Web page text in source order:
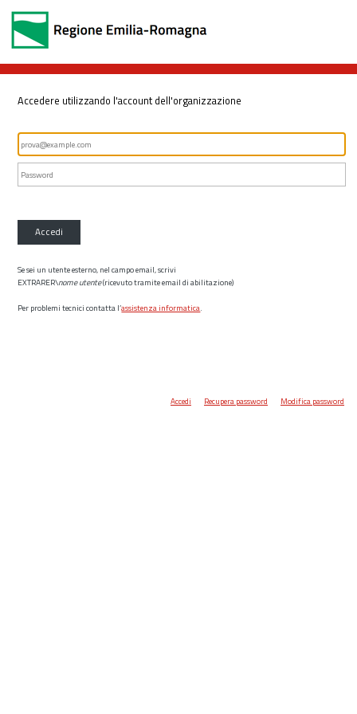
Accedere utilizzando l'account dell'organizzazione
Accedi
Se sei un utente esterno, nel campo email, scrivi
EXTRARER\nome utente(ricevuto tramite email di abilitazione)
Per problemi tecnici contatta l’assistenza informatica.
Accedi Recupera password Modifica password